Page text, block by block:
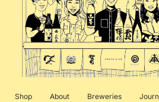
Shop About Breweries